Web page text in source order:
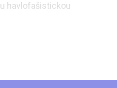
havlofašistickou